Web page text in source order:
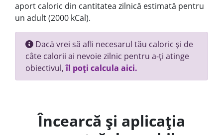
aport caloric din cantitatea zilnică estimată pentru
un adult (2000 kCal).
Dacă vrei să afli necesarul tău caloric și de
câte calorii ai nevoie zilnic pentru a-ți atinge
obiectivul,îl poți calcula aici.
Încearcă și aplicația